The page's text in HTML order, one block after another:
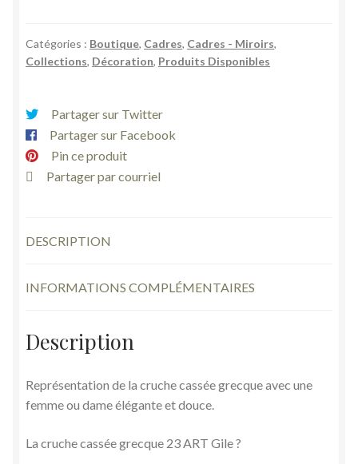
portrait
médaillon
élégante
sur
ivoire
La
ancien
Catégories : Boutique, Cadres, Cadres - Miroirs,
Collections, Décoration, Produits Disponibles
Partager sur Twitter
Partager sur Facebook
Pin ce produit
Partager par courriel
DESCRIPTION
INFORMATIONS COMPLÉMENTAIRES
Description
Représentation de la cruche cassée grecque avec une
femme ou dame élégante et douce.
La cruche cassée grecque 23 ART Gile ?